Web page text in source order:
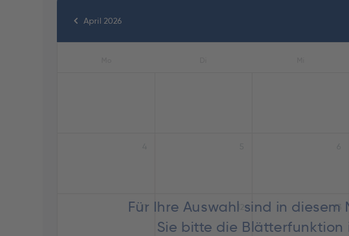
April 2026
Für Ihre Auswahl sind in
Sie bitte die Blätterfunktion
11 13